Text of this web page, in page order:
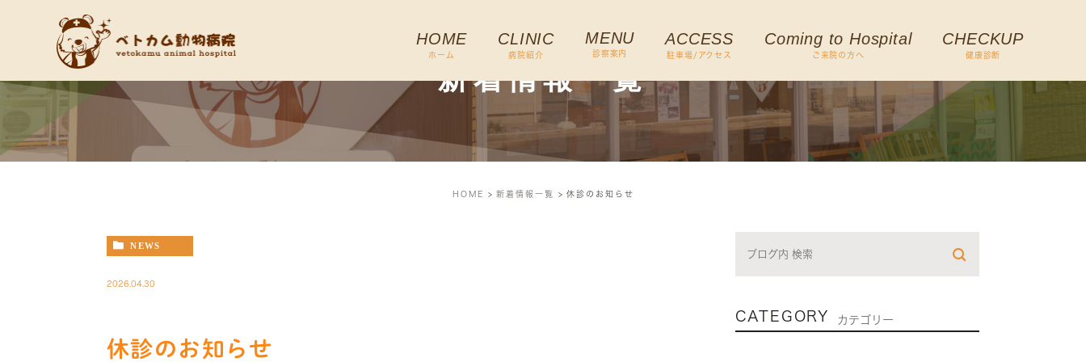
HOME
ホーム
CLINIC
病院紹介
MENU
診察案内
ACCESS
駐車場/アクセス
Coming to Hospital
ご来院の方へ
CHECKUP
健康診断
新着情報一覧
HOME 新着情報一覧 休診のお知らせ
NEWS
2026.04.30
休診のお知らせ
CATEGORY カテゴリー